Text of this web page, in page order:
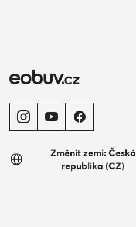
Změnit zemi: Česká
republika (CZ)